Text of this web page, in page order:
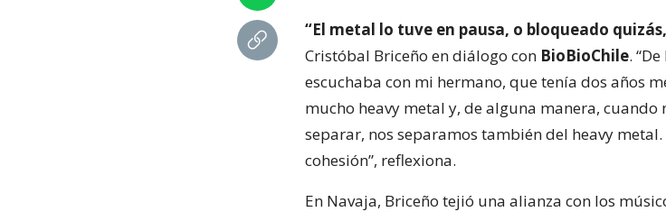
“El metal lo tuve en pausa, o bloqueado
Cristóbal Briceño en diálogo con BioBioChile.
escuchaba con mi hermano, que tenía dos años
mucho heavy metal y, de alguna manera, cuando
separar, nos separamos también del heavy
cohesión”, reflexiona.
En Navaja, Briceño tejió una alianza con los